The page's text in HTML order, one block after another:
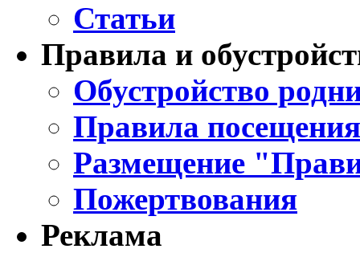
Статьи
Правила и
Обустройство
Правила
Размещение
Пожертвования
Реклама